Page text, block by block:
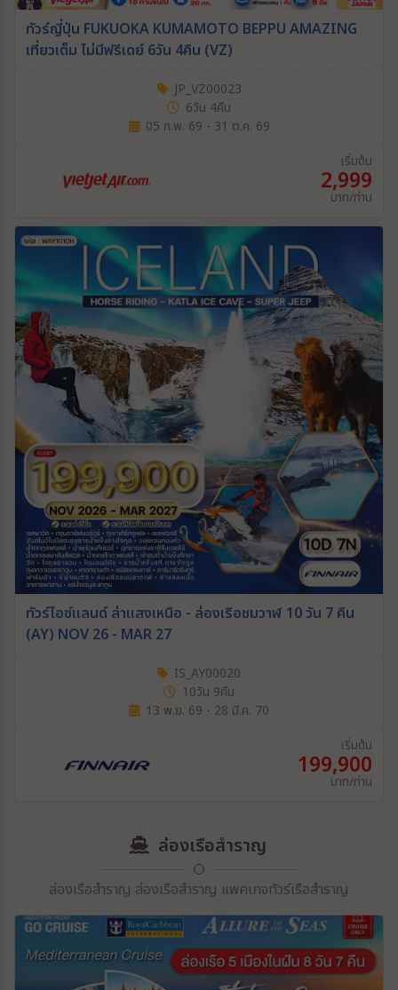
ทัวร์ญี่ปุ่น FUKUOKA KUMAMOTO BEPPU AMAZING
เที่ยวเต็ม ไม่มีฟรีเดย์ 6วัน 4คืน (VZ)
JP_VZ00023
6วัน 4คืน
05 ก.พ. 69 - 31 ต.ค. 69
เริ่มต้น
2,999
บาท/ท่าน
ทัวร์ไอซ์แลนด์ ล่าแสงเหนือ - ล่องเรือชมวาฬ 10 วัน 7 คืน
(AY) NOV 26 - MAR 27
IS_AY00020
10วัน 9คืน
13 พ.ย. 69 - 28 มี.ค. 70
เริ่มต้น
199,900
บาท/ท่าน
ล่องเรือสำราญ
ล่องเรือสำราญ ล่องเรือสำราญ แพคเกจทัวร์เรือสำราญ